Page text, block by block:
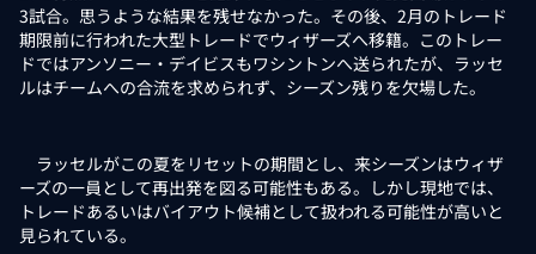
3試合。思うような結果を残せなかった。その後、2月のトレード
期限前に行われた大型トレードでウィザーズへ移籍。このトレー
ドではアンソニー・デイビスもワシントンへ送られたが、ラッセ
ルはチームへの合流を求められず、シーズン残りを欠場した。
ラッセルがこの夏をリセットの期間とし、来シーズンはウィザ
ーズの一員として再出発を図る可能性もある。しかし現地では、
トレードあるいはバイアウト候補として扱われる可能性が高いと
見られている。